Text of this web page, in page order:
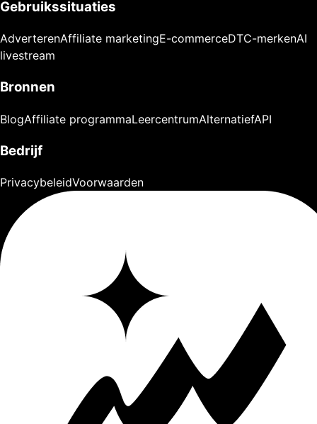
Gebruikssituaties
AdverterenAffiliate marketingE-commerceDTC-merkenAI
livestream
Bronnen
BlogAffiliate programmaLeercentrumAlternatiefAPI
Bedrijf
PrivacybeleidVoorwaarden